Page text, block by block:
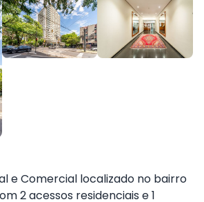
e Comercial localizado no bairro
2 acessos residenciais e 1